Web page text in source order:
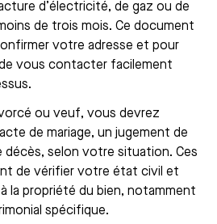
d’électricité, de gaz ou de
de trois mois. Ce document
votre adresse et pour
vous contacter facilement
ou veuf, vous devrez
de mariage, un jugement de
décès, selon votre situation. Ces
de vérifier votre état civil et
la propriété du bien, notamment
spécifique.